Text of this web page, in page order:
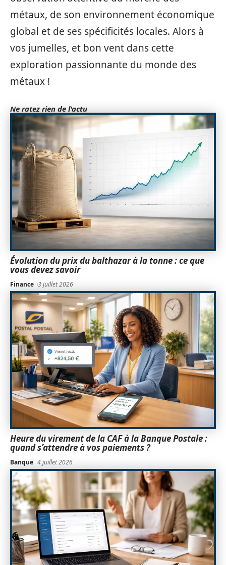
métaux, de son environnement économique
global et de ses spécificités locales. Alors à
vos jumelles, et bon vent dans cette
exploration passionnante du monde des
métaux !
Ne ratez rien de l'actu
Évolution du prix du balthazar à la tonne : ce que
vous devez savoir
Finance 3 juillet 2026
Heure du virement de la CAF à la Banque Postale :
quand s’attendre à vos paiements ?
Banque 4 juillet 2026